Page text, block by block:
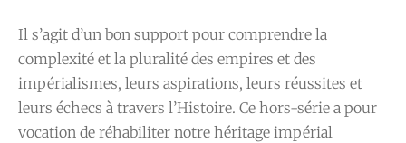
Il s’agit d’un bon support pour comprendre la
complexité et la pluralité des empires et des
impérialismes, leurs aspirations, leurs réussites et
leurs échecs à travers l’Histoire. Ce hors-série a pour
vocation de réhabiliter notre héritage impérial